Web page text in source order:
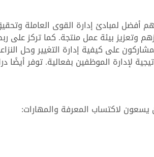
أفضل لمبادئ إدارة القوى العاملة
وتعزيز بيئة عمل منتجة. كما تركز على
على كيفية إدارة التغيير وحل
لإدارة الموظفين بفعالية. توفر أيضًا
يسعون لاكتساب المعرفة والمهارات: